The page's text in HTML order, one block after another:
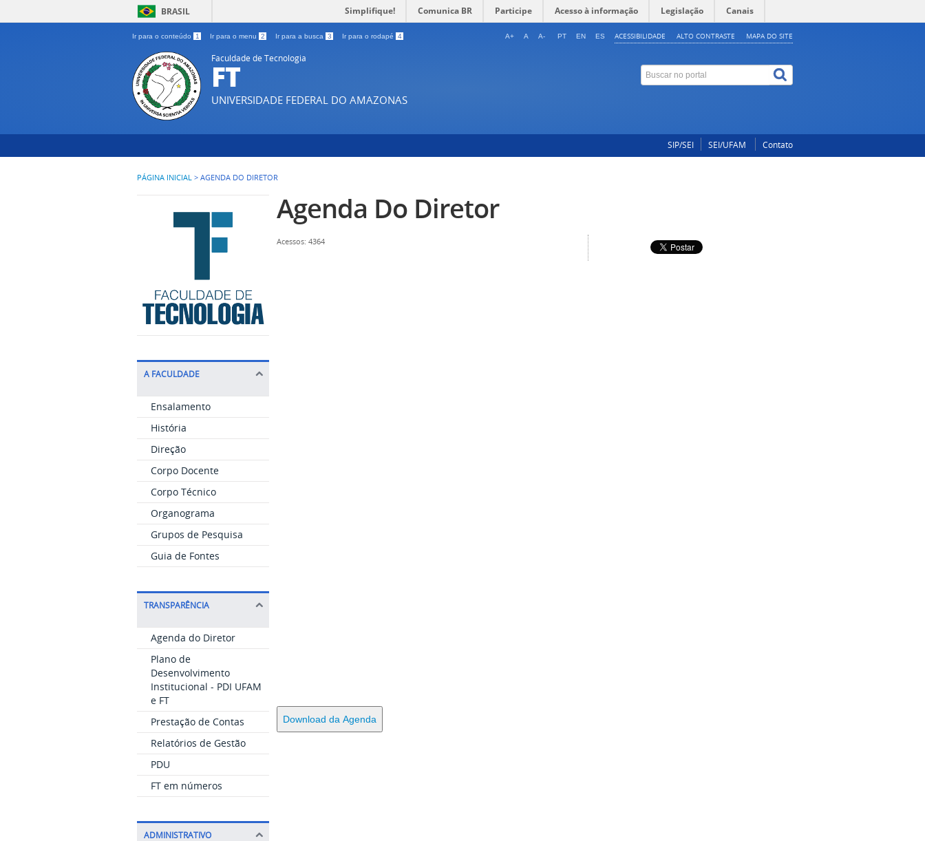
BRASIL Simplifique! Comunica BR Participe Acesso à informação Legislação Canais
Ir para o conteúdo 1 Ir para o menu 2 Ir para a busca 3 Ir para o rodapé 4 ACESSIBILIDADE ALTO CONTRASTE MAPA DO SITE
A+ A A- PT EN ES
Faculdade de Tecnologia
FT
UNIVERSIDADE FEDERAL DO AMAZONAS
SIP/SEI SEI/UFAM Contato
PÁGINA INICIAL > AGENDA DO DIRETOR
A FACULDADE
Ensalamento
História
Direção
Corpo Docente
Corpo Técnico
Organograma
Grupos de Pesquisa
Guia de Fontes
TRANSPARÊNCIA
Agenda do Diretor
Plano de
Desenvolvimento
Institucional - PDI UFAM
e FT
Prestação de Contas
Relatórios de Gestão
PDU
FT em números
ADMINISTRATIVO
Agenda Do Diretor
Acessos: 4364
Download da Agenda